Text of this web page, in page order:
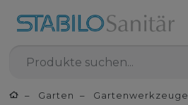
Garten
Gartenwerkzeuge